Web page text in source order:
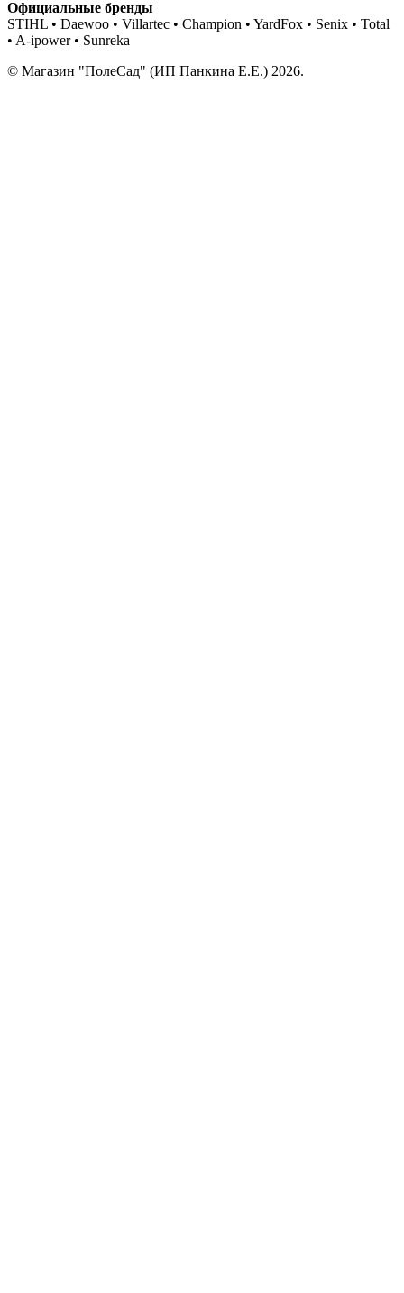
Официальные бренды
STIHL • Daewoo • Villartec • Champion • YardFox • Senix • Total
• A-ipower • Sunreka
© Магазин "ПолеСад" (ИП Панкина Е.Е.) 2026.